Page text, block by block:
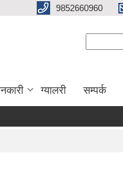
9852660960
ग्यालरी सम्पर्क